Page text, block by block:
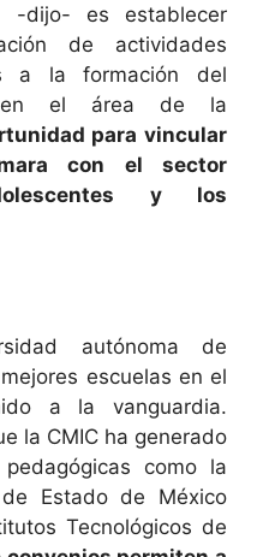
-dijo- es establecer
de actividades
a la formación del
en el área de la
para vincular
con el sector
y los
autónoma de
escuelas en el
a la vanguardia.
la CMIC ha generado
como la
Estado de México
Tecnológicos de